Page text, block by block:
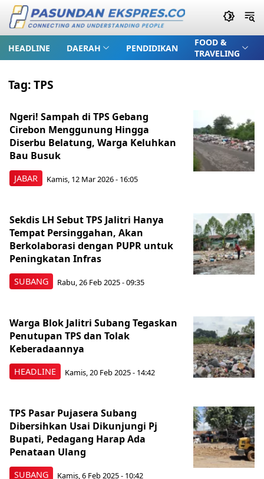
HEADLINE DAERAH PENDIDIKAN
FOOD &
TRAVELING
Tag:TPS
JABAR
Ngeri! Sampah di TPS Gebang
Cirebon Menggunung Hingga
Diserbu Belatung, Warga Keluhkan
Bau Busuk
Kamis, 12 Mar 2026 - 16:05
SUBANG
Sekdis LH Sebut TPS Jalitri Hanya
Tempat Persinggahan, Akan
Berkolaborasi dengan PUPR untuk
Peningkatan Infras
Rabu, 26 Feb 2025 - 09:35
HEADLINE
Warga Blok Jalitri Subang Tegaskan
Penutupan TPS dan Tolak
Keberadaannya
Kamis, 20 Feb 2025 - 14:42
SUBANG
TPS Pasar Pujasera Subang
Dibersihkan Usai Dikunjungi Pj
Bupati, Pedagang Harap Ada
Penataan Ulang
Kamis, 6 Feb 2025 - 10:42